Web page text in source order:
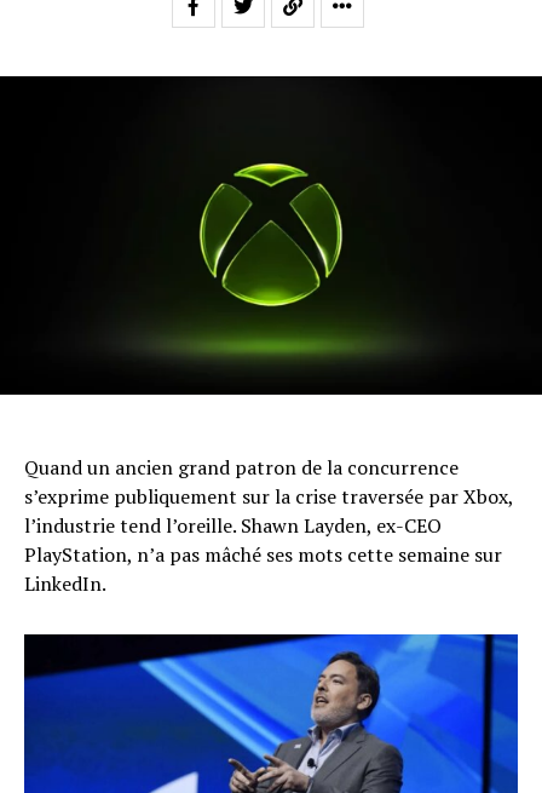
Quand un ancien grand patron de la concurrence
s’exprime publiquement sur la crise traversée par Xbox,
l’industrie tend l’oreille. Shawn Layden, ex-CEO
PlayStation, n’a pas mâché ses mots cette semaine sur
LinkedIn.